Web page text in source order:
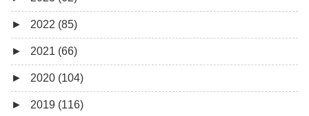
7月 (1)
5月 (2)
4月 (3)
3月 (1)
9月 (1)
8月 (1)
7月 (8)
6月 (5)
► 2022 (85)
12月 (3)
10月 (1)
9月 (4)
► 2021 (66)
12月 (4)
11月 (8)
► 2020 (104)
12月 (7)
► 2019 (116)